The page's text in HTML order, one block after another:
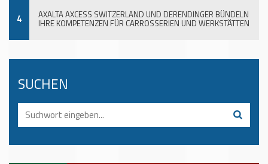
4 AXALTA AXCESS SWITZERLAND UND DERENDINGER BÜNDELN
IHRE KOMPETENZEN FÜR CARROSSERIEN UND WERKSTÄTTEN
SUCHEN